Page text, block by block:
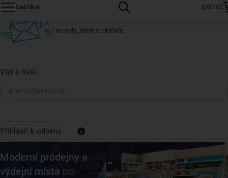
Nabídka 0,00 Kč
i recepty, které si oblíbíte.
Váš e-mail
Přihlásit k odběru
Moderní prodejny a
výdejní místa po